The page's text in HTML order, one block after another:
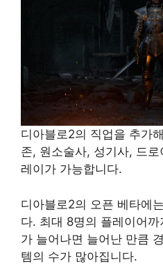
디아블로2의 직업을 추가
존, 원소술사, 성기사, 드
레이가 가능합니다.
디아블로2의 오픈 베타에
다. 최대 8명의 플레이어
가 늘어나면 늘어난 만큼
템의 수가 많아집니다.